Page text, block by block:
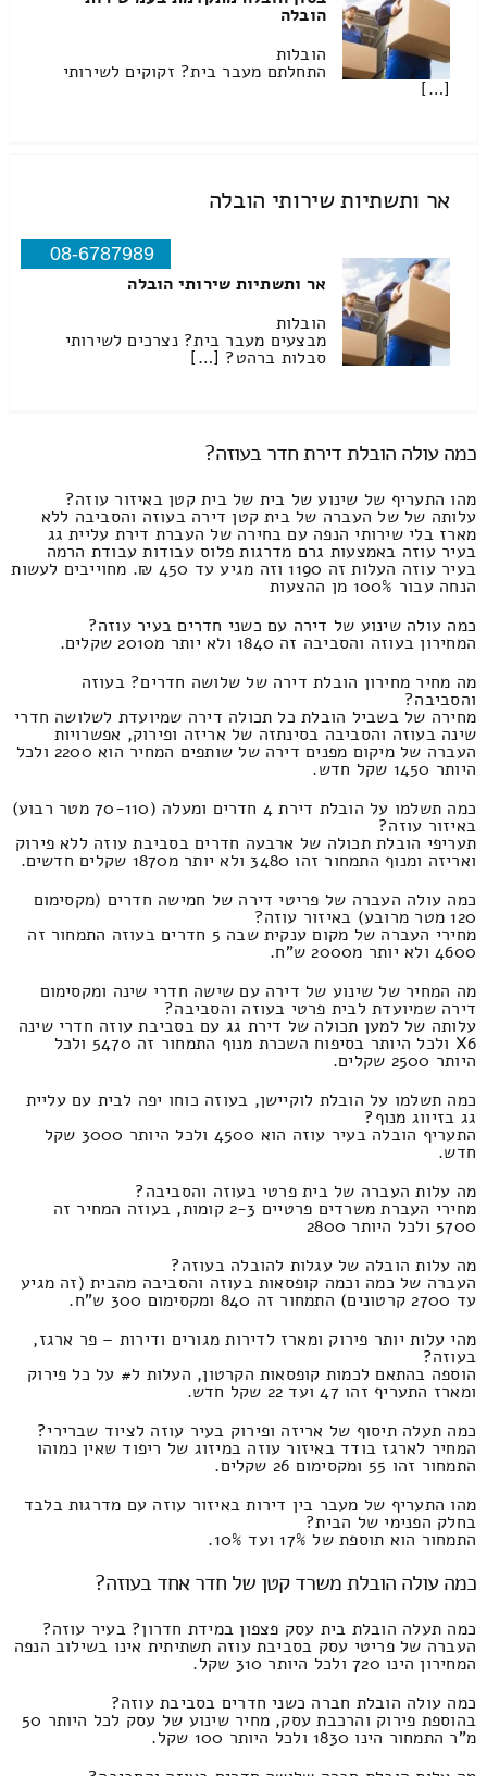
הובלה
הובלות
התחלתם מעבר בית? זקוקים לשירותי
[…]
אר ותשתיות שירותי הובלה
08-6787989
אר ותשתיות שירותי הובלה
הובלות
מבצעים מעבר בית? נצרכים לשירותי
סבלות ברהט? […]
כמה עולה הובלת דירת חדר בעוזה?
מהו התעריף של שינוע של בית של בית קטן באיזור עוזה?
עלותה של של העברה של בית קטן דירה בעוזה והסביבה ללא
מארז בלי שירותי הנפה עם בחירה של העברת דירת עליית גג
בעיר עוזה באמצעות גרם מדרגות פלוס עבודות עבודת הרמה
בעיר עוזה העלות זה 1190 וזה מגיע עד 450 ₪. מחוייבים לעשות
הנחה עבור 100% מן ההצעות
כמה עולה שינוע של דירה עם כשני חדרים בעיר עוזה?
המחירון בעוזה והסביבה זה 1840 ולא יותר מ2010 שקלים.
מה מחיר מחירון הובלת דירה של שלושה חדרים? בעוזה
והסביבה?
מחירה של בשביל הובלת כל תכולה דירה שמיועדת לשלושה חדרי
שינה בעוזה והסביבה בסינתזה של אריזה ופירוק, אפשרויות
העברה של מיקום מפנים דירה של שותפים המחיר הוא 2200 ולכל
היותר 1450 שקל חדש.
כמה תשלמו על הובלת דירת 4 חדרים ומעלה (70-110 מטר רבוע)
באיזור עוזה?
תעריפי הובלת תכולה של ארבעה חדרים בסביבת עוזה ללא פירוק
ואריזה ומנוף התמחור זהו 3480 ולא יותר מ1870 שקלים חדשים.
כמה עולה העברה של פריטי דירה של חמישה חדרים (מקסימום
120 מטר מרובע) באיזור עוזה?
מחירי העברה של מקום ענקית שבה 5 חדרים בעוזה התמחור זה
4600 ולא יותר מ2000 ש"ח.
מה המחיר של שינוע של דירה עם שישה חדרי שינה ומקסימום
דירה שמיועדת לבית פרטי בעוזה והסביבה?
עלותה של למען תכולה של דירת גג עם בסביבת עוזה חדרי שינה
X6 ולכל היותר בסיפוח השכרת מנוף התמחור זה 5470 ולכל
היותר 2500 שקלים.
כמה תשלמו על הובלת לוקיישן, בעוזה כוחו יפה לבית עם עליית
גג בזיווג מנוף?
התעריף הובלה בעיר עוזה הוא 4500 ולכל היותר 3000 שקל
חדש.
מה עלות העברה של בית פרטי בעוזה והסביבה?
מחירי העברת משרדים פרטיים 2-3 קומות, בעוזה המחיר זה
5700 ולכל היותר 2800
מה עלות הובלה של עגלות להובלה בעוזה?
העברה של כמה וכמה קופסאות בעוזה והסביבה מהבית (זה מגיע
עד 2700 קרטונים) התמחור זה 840 ומקסימום 300 ש"ח.
מהי עלות יותר פירוק ומארז לדירות מגורים ודירות – פר ארגז,
בעוזה?
הוספה בהתאם לכמות קופסאות הקרטון, העלות ל# על כל פירוק
ומארז התעריף זהו 47 ועד 22 שקל חדש.
כמה תעלה תיסוף של אריזה ופירוק בעיר עוזה לציוד שברירי?
המחיר לארגז בודד באיזור עוזה במיזוג של ריפוד שאין כמוהו
התמחור זהו 55 ומקסימום 26 שקלים.
מהו התעריף של מעבר בין דירות באיזור עוזה עם מדרגות בלבד
בחלק הפנימי של הבית?
התמחור הוא תוספת של 17% ועד 10%.
כמה עולה הובלת משרד קטן של חדר אחד בעוזה?
כמה תעלה הובלת בית עסק פצפון במידת חדרון? בעיר עוזה?
העברה של פריטי עסק בסביבת עוזה תשתיתית אינו בשילוב הנפה
המחירון הינו 720 ולכל היותר 310 שקל.
כמה עולה הובלת חברה כשני חדרים בסביבת עוזה?
בהוספת פירוק והרכבת עסק, מחיר שינוע של עסק לכל היותר 50
מ"ר התמחור הינו 1830 ולכל היותר 100 שקל.